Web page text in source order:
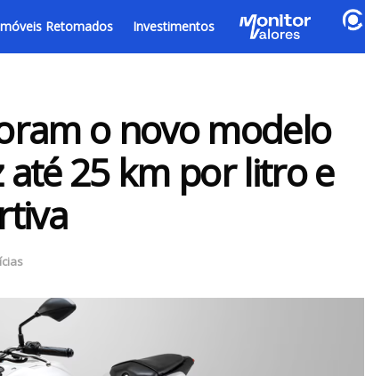
Retomados Investimentos
o novo modelo
até 25 km por litro e